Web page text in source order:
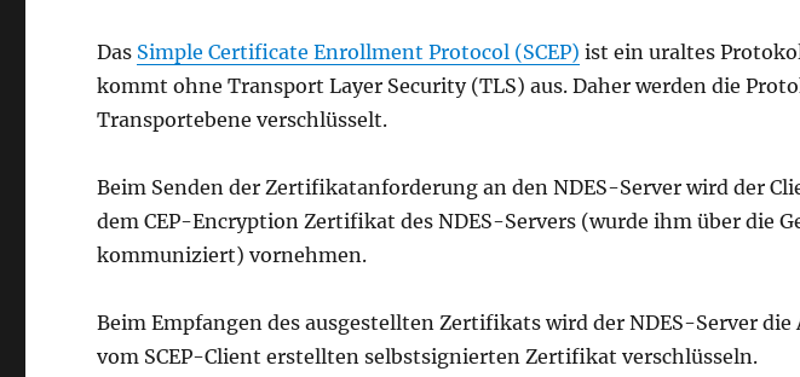
Das Simple Certificate Enrollment Protocol (SCEP) ist ein uraltes
kommt ohne Transport Layer Security (TLS) aus. Daher werden die
Transportebene verschlüsselt.
Beim Senden der Zertifikatanforderung an den NDES-Server wird der
dem CEP-Encryption Zertifikat des NDES-Servers (wurde ihm über die
kommuniziert) vornehmen.
Beim Empfangen des ausgestellten Zertifikats wird der NDES-Server
vom SCEP-Client erstellten selbstsignierten Zertifikat verschlüsseln.